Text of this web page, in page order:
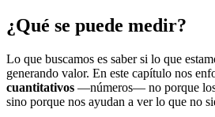
¿Qué se puede medir?
Lo que buscamos es saber si lo que
generando valor. En este capítulo nos
cuantitativos —números— no porque
sino porque nos ayudan a ver lo que no